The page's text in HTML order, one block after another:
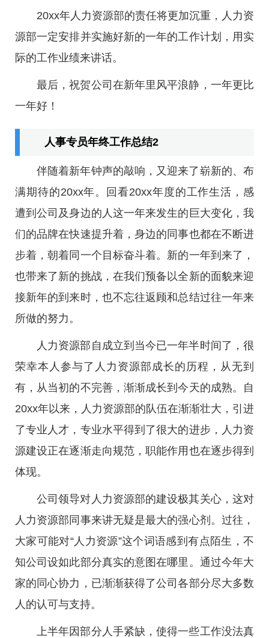
20xx年人力资源部的责任将更加沉重，人力资
源部一定安排并实施好新的一年的工作计划，用实
际的工作业绩来讲话。
最后，祝贺公司在新年里风平浪静，一年更比
一年好！
人事专员年终工作总结2
伴随着新年钟声的敲响，又迎来了崭新的、布
满期待的20xx年。回看20xx年度的工作生活，感
遭到公司及身边的人这一年来发生的巨大变化，我
们的品牌在快速提升着，身边的同事也都在不断进
步着，朝着同一个目标奋斗着。新的一年到来了，
也带来了新的挑战，在我们预备以全新的面貌来迎
接新年的到来时，也不忘往返顾和总结过往一年来
所做的努力。
人力资源部自成立到当今已一年半时间了，很
荣幸本人参与了人力资源部成长的历程，从无到
有，从当初的不完善，渐渐成长到今天的成熟。自
20xx年以来，人力资源部的队伍在渐渐壮大，引进
了专业人才，专业水平得到了很大的进步，人力资
源建设正在逐渐走向规范，职能作用也在逐步得到
体现。
公司领导对人力资源部的建设极其关心，这对
人力资源部同事来讲无疑是最大的强心剂。过往，
大家可能对“人力资源”这个词语感到有点陌生，不
知公司设如此部分真实的意图在哪里。通过今年大
家的同心协力，已渐渐获得了公司各部分尽大多数
人的认可与支持。
上半年因部分人手紧缺，使得一些工作没法真